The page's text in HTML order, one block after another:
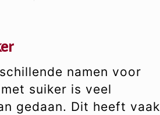
namen voor
suiker is veel
gedaan. Dit heeft vaak